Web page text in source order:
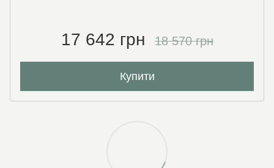
17 642 грн 18 570 грн
Купити